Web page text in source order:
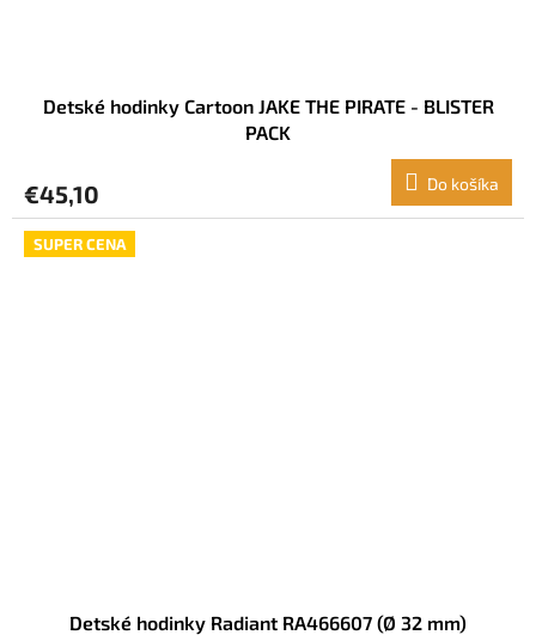
Detské hodinky Cartoon JAKE THE PIRATE - BLISTER
PACK
€45,10 Do košíka
SUPER CENA
Detské hodinky Radiant RA466607 (Ø 32 mm)